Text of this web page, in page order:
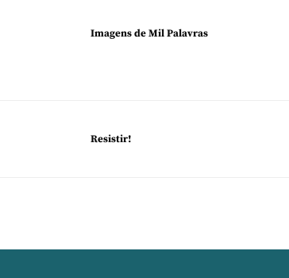
Imagens de Mil Palavras
Resistir!